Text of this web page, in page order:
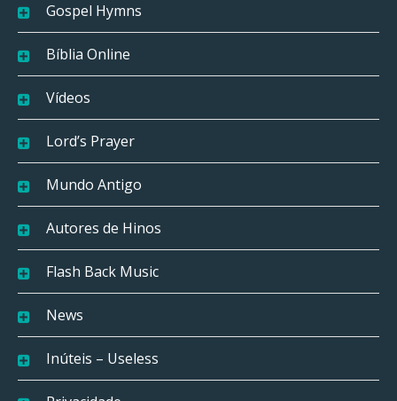
Gospel Hymns
Bíblia Online
Vídeos
Lord’s Prayer
Mundo Antigo
Autores de Hinos
Flash Back Music
News
Inúteis – Useless